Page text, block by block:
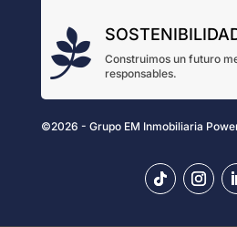

Construimos un futuro
responsables.
©2026 - Grupo EM Inmobiliaria